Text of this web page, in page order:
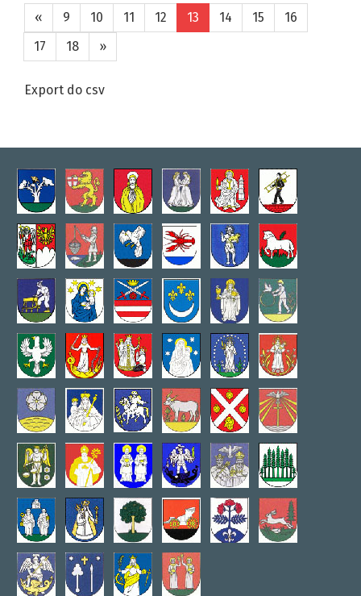
« 9 10 11 12 13 14 15
16
17
18 »
Export do csv